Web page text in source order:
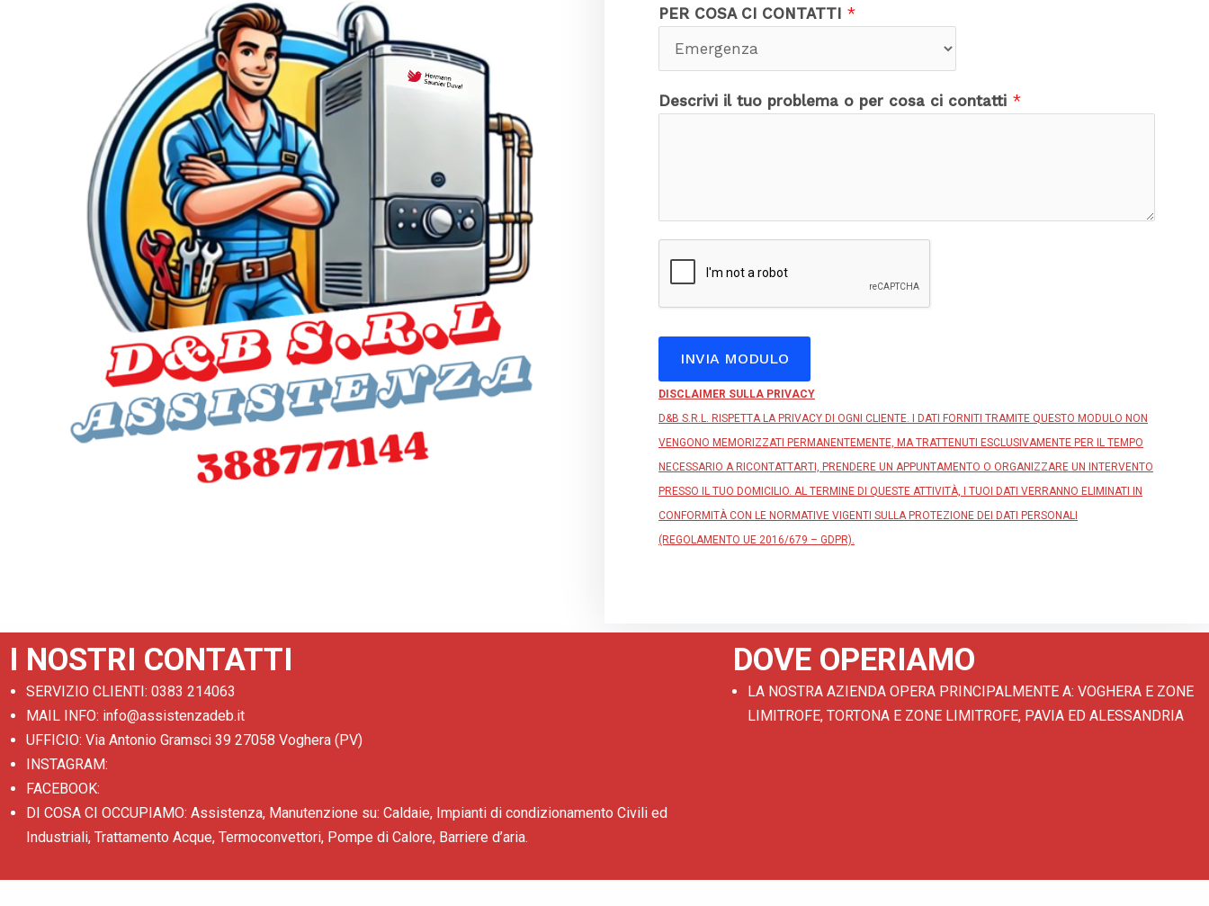
t
u
c
t
PER COSA CI CONTATTI *
Descrivi il tuo problema o per cosa ci contatti *
INVIA MODULO
A
l
t
e
r
n
a
e
DISCLAIMER SULLA PRIVACY
D&B S.R.L. RISPETTA LA PRIVACY DI OGNI CLIENTE. I DATI FORNITI TRAMITE QUESTO MODULO NON
VENGONO MEMORIZZATI PERMANENTEMENTE, MA TRATTENUTI ESCLUSIVAMENTE PER IL TEMPO
NECESSARIO A RICONTATTARTI, PRENDERE UN APPUNTAMENTO O ORGANIZZARE UN INTERVENTO
PRESSO IL TUO DOMICILIO. AL TERMINE DI QUESTE ATTIVITÀ, I TUOI DATI VERRANNO ELIMINATI IN
CONFORMITÀ CON LE NORMATIVE VIGENTI SULLA PROTEZIONE DEI DATI PERSONALI
(REGOLAMENTO UE 2016/679 – GDPR).
I NOSTRI CONTATTI
SERVIZIO CLIENTI: 0383 214063
MAIL INFO: info@assistenzadeb.it
UFFICIO: Via Antonio Gramsci 39 27058 Voghera (PV)
INSTAGRAM:
FACEBOOK:
DI COSA CI OCCUPIAMO: Assistenza, Manutenzione su: Caldaie, Impianti di condizionamento Civili ed
Industriali, Trattamento Acque, Termoconvettori, Pompe di Calore, Barriere d’aria.
DOVE OPERIAMO
LA NOSTRA AZIENDA OPERA PRINCIPALMENTE A: VOGHERA E ZONE
LIMITROFE, TORTONA E ZONE LIMITROFE, PAVIA ED ALESSANDRIA